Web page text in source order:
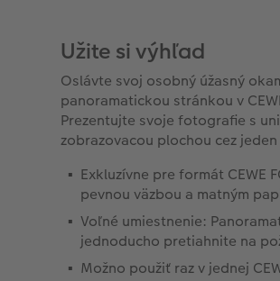
Užite si výhľad
Oslávte svoj osobný úžasný
panoramatickou stránkou v
Prezentujte svoje fotografie s
zobrazovacou plochou cez jeden
Exkluzívne pre formát CEWE
pevnou väzbou a matným
Voľné umiestnenie:
jednoducho pretiahnite na
Možno použiť raz v jednej